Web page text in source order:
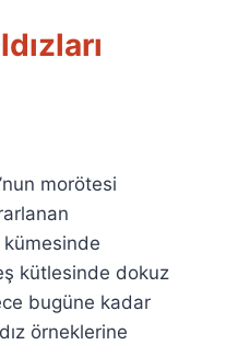
morötesi
kümesinde
kütlesinde dokuz
bugüne kadar
örneklerine